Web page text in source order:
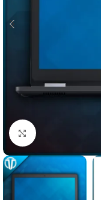
Click to enlarge